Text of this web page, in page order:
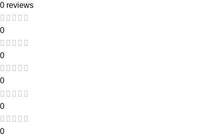
0 reviews
0
0
0
0
0